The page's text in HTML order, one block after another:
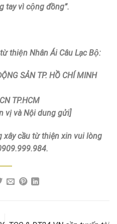
tay vì cộng đồng”.
thiện Nhân Ái Câu Lạc Bộ:
SẢN TP. HỒ CHÍ MINH
TP.HCM
vị và Nội dung gửi]
xây cầu từ thiện xin vui lòng